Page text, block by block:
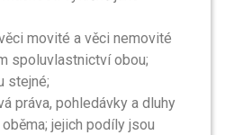
movité a věci nemovité
spoluvlastnictví obou;
stejné;
práva, pohledávky a dluhy
jejich podíly jsou